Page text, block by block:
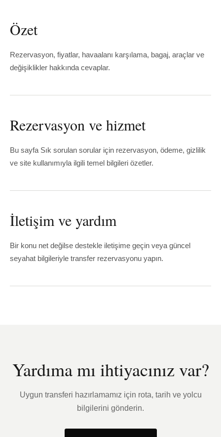
Özet
Rezervasyon, fiyatlar, havaalanı karşılama, bagaj, araçlar ve
değişiklikler hakkında cevaplar.
Rezervasyon ve hizmet
Bu sayfa Sık sorulan sorular için rezervasyon, ödeme, gizlilik
ve site kullanımıyla ilgili temel bilgileri özetler.
İletişim ve yardım
Bir konu net değilse destekle iletişime geçin veya güncel
seyahat bilgileriyle transfer rezervasyonu yapın.
Yardıma mı ihtiyacınız var?
Uygun transferi hazırlamamız için rota, tarih ve yolcu
bilgilerini gönderin.